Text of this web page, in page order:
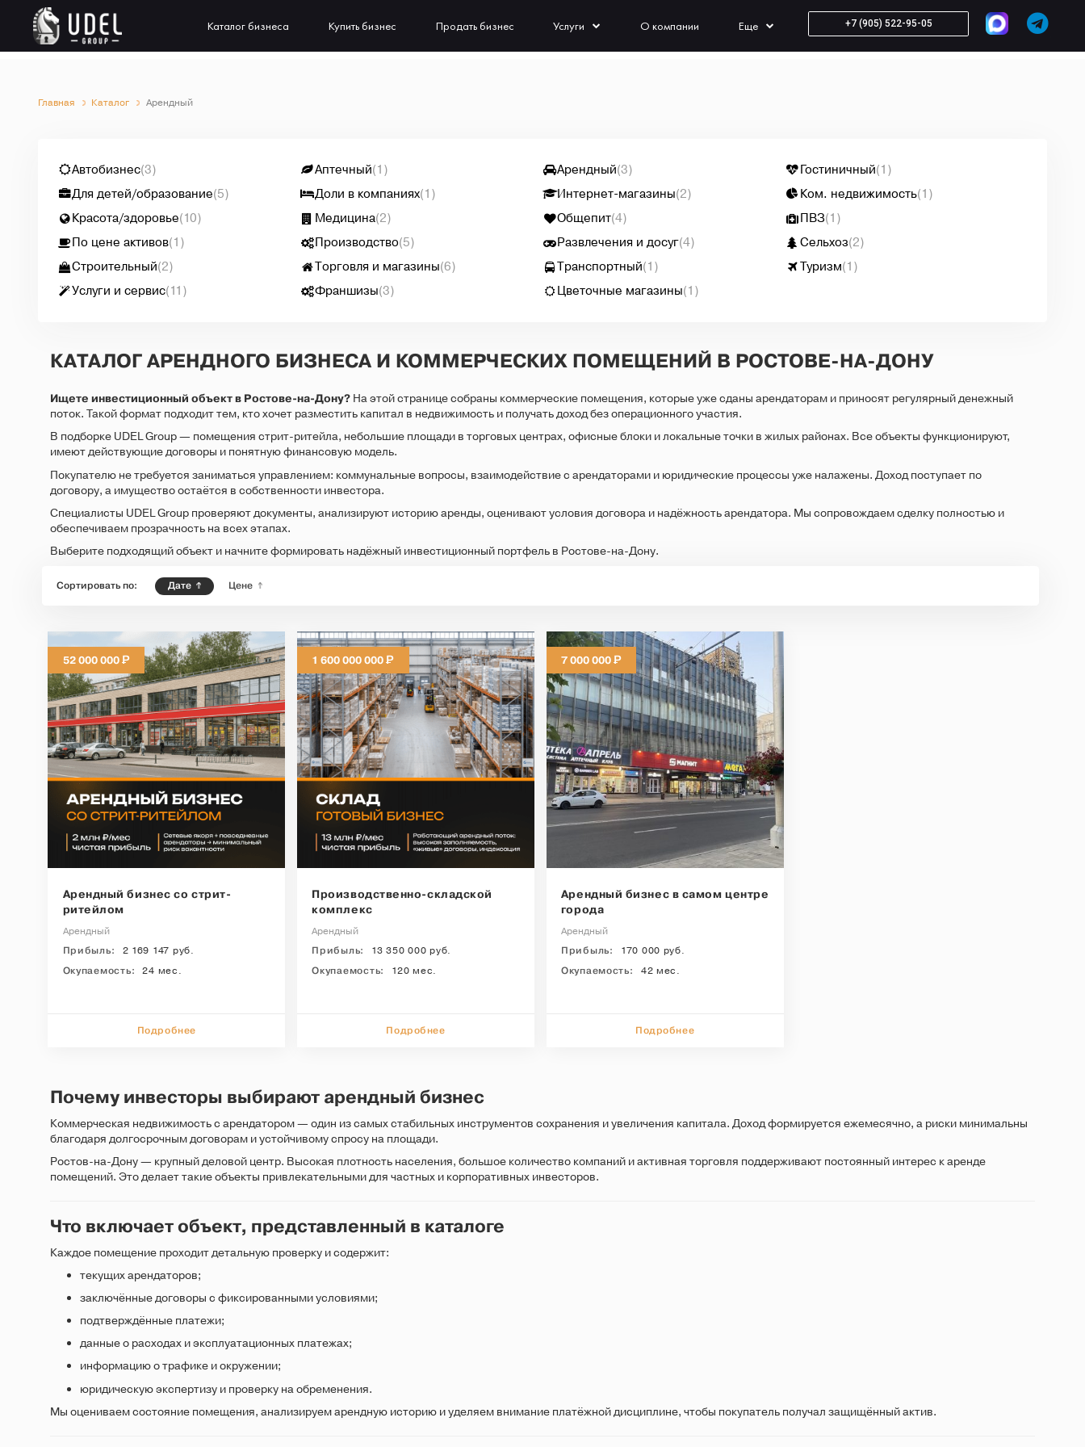
Каталог бизнеса Купить бизнес Продать бизнес Услуги О компании Еще +7 (905) 522-95-05
Главная Каталог Арендный
Автобизнес(3) Аптечный(1) Арендный(3) Гостиничный(1)
Для детей/образование(5) Доли в компаниях(1) Интернет-магазины(2) Ком. недвижимость(1)
Красота/здоровье(10) Медицина(2) Общепит(4) ПВЗ(1)
По цене активов(1) Производство(5) Развлечения и досуг(4) Сельхоз(2)
Строительный(2) Торговля и магазины(6) Транспортный(1) Туризм(1)
Услуги и сервис(11) Франшизы(3) Цветочные магазины(1)
КАТАЛОГ АРЕНДНОГО БИЗНЕСА И КОММЕРЧЕСКИХ ПОМЕЩЕНИЙ В РОСТОВЕ-НА-ДОНУ
Ищете инвестиционный объект в Ростове-на-Дону?На этой странице собраны коммерческие помещения, которые уже сданы арендаторам и приносят регулярный денежный
поток. Такой формат подходит тем, кто хочет разместить капитал в недвижимость и получать доход без операционного участия.
В подборке UDEL Group — помещения стрит-ритейла, небольшие площади в торговых центрах, офисные блоки и локальные точки в жилых районах. Все объекты функционируют,
имеют действующие договоры и понятную финансовую модель.
Покупателю не требуется заниматься управлением: коммунальные вопросы, взаимодействие с арендаторами и юридические процессы уже налажены. Доход поступает по
договору, а имущество остаётся в собственности инвестора.
Специалисты UDEL Group проверяют документы, анализируют историю аренды, оценивают условия договора и надёжность арендатора. Мы сопровождаем сделку полностью и
обеспечиваем прозрачность на всех этапах.
Выберите подходящий объект и начните формировать надёжный инвестиционный портфель в Ростове-на-Дону.
Сортировать по: Дате Цене
52 000 000Р
Арендный бизнес со стрит-
ритейлом
Арендный
Прибыль:
2 169 147 руб.
Окупаемость:
24 мес.
Подробнее
1 600 000 000Р
Пpoизводcтвeнно-складской
кoмплекc
Арендный
Прибыль:
13 350 000 руб.
Окупаемость:
120 мес.
Подробнее
7 000 000Р
Арендный бизнес в самом центре
города
Арендный
Прибыль:
170 000 руб.
Окупаемость:
42 мес.
Подробнее
Почему инвесторы выбирают арендный бизнес
Коммерческая недвижимость с арендатором — один из самых стабильных инструментов сохранения и увеличения капитала. Доход формируется ежемесячно, а риски минимальны
благодаря долгосрочным договорам и устойчивому спросу на площади.
Ростов-на-Дону — крупный деловой центр. Высокая плотность населения, большое количество компаний и активная торговля поддерживают постоянный интерес к аренде
помещений. Это делает такие объекты привлекательными для частных и корпоративных инвесторов.
Что включает объект, представленный в каталоге
Каждое помещение проходит детальную проверку и содержит:
текущих арендаторов;
заключённые договоры с фиксированными условиями;
подтверждённые платежи;
данные о расходах и эксплуатационных платежах;
информацию о трафике и окружении;
юридическую экспертизу и проверку на обременения.
Мы оцениваем состояние помещения, анализируем арендную историю и уделяем внимание платёжной дисциплине, чтобы покупатель получал защищённый актив.
Оставить заявку
Бесплатная консультация по вопросам покупки/продажи бизнеса
Подтверждаю согласие на обработку персональных данных